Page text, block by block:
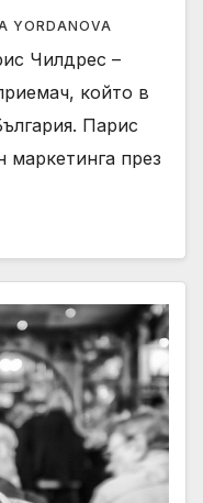
YORDANOVA
Чилдрес –
който в
Парис
маркетинга през